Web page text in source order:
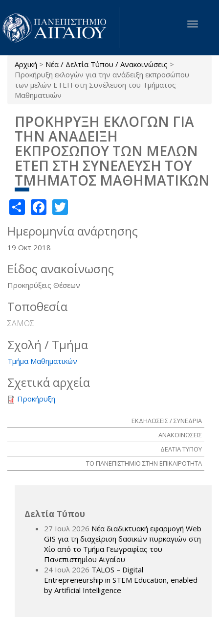
Παράκαμψη προς το κυρίως περιεχόμενο
Toggle
Είστε εδώ
Αρχική > Νέα / Δελτία Τύπου / Ανακοινώσεις >
Προκήρυξη εκλογών για την ανάδειξη εκπροσώπου
των μελών ΕΤΕΠ στη Συνέλευση του Τμήματος
Μαθηματικών
ΠΡΟΚΗΡΥΞΗ ΕΚΛΟΓΩΝ ΓΙΑ
ΤΗΝ ΑΝΑΔΕΙΞΗ
ΕΚΠΡΟΣΩΠΟΥ ΤΩΝ ΜΕΛΩΝ
ΕΤΕΠ ΣΤΗ ΣΥΝΕΛΕΥΣΗ ΤΟΥ
ΤΜΗΜΑΤΟΣ ΜΑΘΗΜΑΤΙΚΩΝ
ShareFacebook
Ημερομηνία ανάρτησης
19 Οκτ 2018
Είδος ανακοίνωσης
Προκηρύξεις Θέσεων
Τοποθεσία
ΣΑΜΟΣ
Σχολή / Τμήμα
Τμήμα Μαθηματικών
Σχετικά αρχεία
Προκήρυξη
ΕΚΔΗΛΩΣΕΙΣ / ΣΥΝΕΔΡΙΑ
ΑΝΑΚΟΙΝΩΣΕΙΣ
ΔΕΛΤΙΑ ΤΥΠΟΥ
ΤΟ ΠΑΝΕΠΙΣΤΗΜΙΟ ΣΤΗΝ ΕΠΙΚΑΙΡΟΤΗΤΑ
Δελτία Τύπου
27 Ιουλ 2026 Νέα διαδικτυακή εφαρμογή Web
GIS για τη διαχείριση δασικών πυρκαγιών στη
Χίο από το Τμήμα Γεωγραφίας του
Πανεπιστημίου Αιγαίου
24 Ιουλ 2026 TALOS – Digital
Entrepreneurship in STEM Education, enabled
by Artificial Intelligence